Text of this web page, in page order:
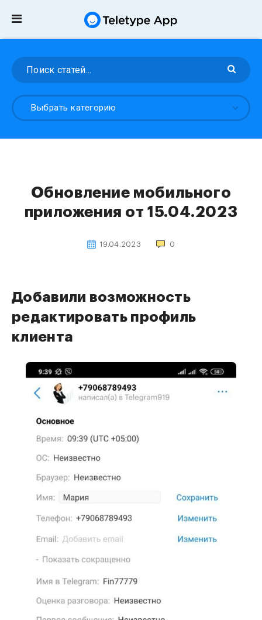
Выбрать категорию
Обновление мобильного
приложения от 15.04.2023
19.04.2023 0
Добавили возможность
редактировать профиль
клиента